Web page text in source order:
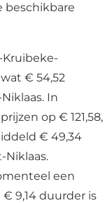
beschikbare
€ 54,52
In
op € 121,58,
€ 49,34
Niklaas.
een
9,14 duurder is